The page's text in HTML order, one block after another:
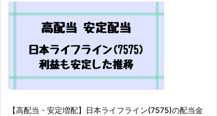
【高配当・安定増配】日本ライフライン(7575)の配当金